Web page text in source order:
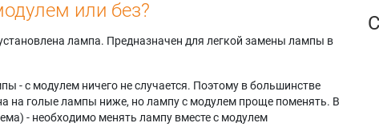
или без?
лампа. Предназначен для легкой замены лампы в
- с модулем ничего не случается. Поэтому в большинстве
на голые лампы ниже, но лампу с модулем проще поменять. В
- необходимо менять лампу вместе с модулем